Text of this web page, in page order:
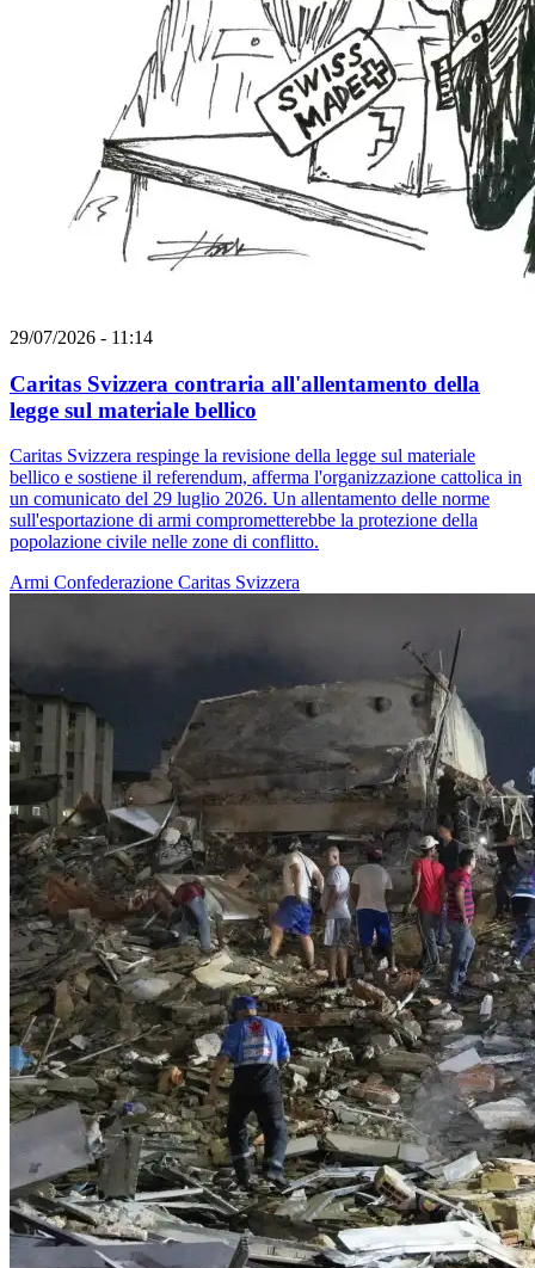
29/07/2026 - 11:14
Caritas Svizzera contraria all'allentamento della
legge sul materiale bellico
Caritas Svizzera respinge la revisione della legge sul materiale
bellico e sostiene il referendum, afferma l'organizzazione cattolica in
un comunicato del 29 luglio 2026. Un allentamento delle norme
sull'esportazione di armi comprometterebbe la protezione della
popolazione civile nelle zone di conflitto.
Armi Confederazione Caritas Svizzera